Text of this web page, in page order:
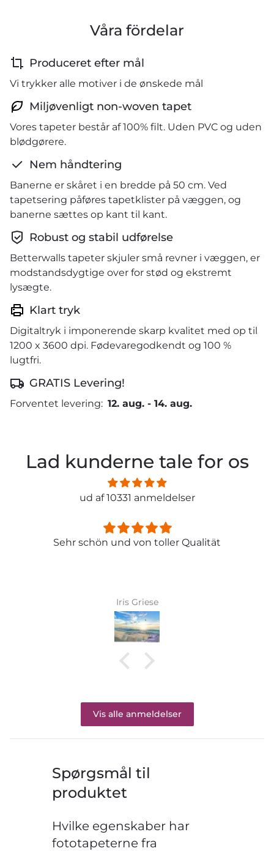
Våra fördelar
Produceret efter mål
Vi trykker alle motiver i de ønskede mål
Miljøvenligt non-woven tapet
Vores tapeter består af 100% filt. Uden PVC og uden
blødgørere.
Nem håndtering
Banerne er skåret i en bredde på 50 cm. Ved
tapetsering påføres tapetklister på væggen, og
banerne sættes op kant til kant.
Robust og stabil udførelse
Betterwalls tapeter skjuler små revner i væggen, er
modstandsdygtige over for stød og ekstremt
lysægte.
Klart tryk
Digitaltryk i imponerende skarp kvalitet med op til
1200 x 3600 dpi. Fødevaregodkendt og 100 %
lugtfri.
GRATIS Levering!
Forventet levering: 12. aug. - 14. aug.
Lad kunderne tale for os
ud af 10331 anmeldelser
Sehr schön und von toller Qualität
Iris Griese
Vis alle anmeldelser
Spørgsmål til
produktet
Hvilke egenskaber har
fototapeterne fra